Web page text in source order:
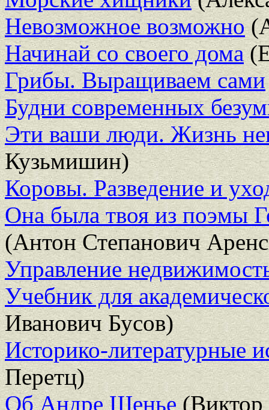
Невозможное возможно
Начинай со своего дома
Грибы. Выращиваем сами
Будни современных
Эти ваши люди. Жизнь
Кузьмишин)
Коровы. Разведение и
Она была твоя из поэмы
(Антон Степанович
Управление
Учебник для
Иванович Бусов)
Историко-литературные
Перетц)
Об Андре Шенье